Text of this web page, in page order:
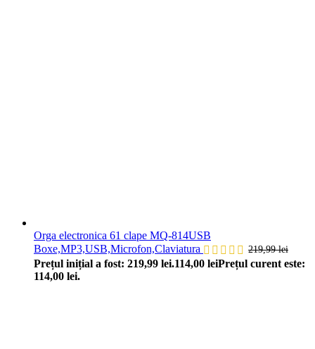
Orga electronica 61 clape MQ-814USB
Boxe,MP3,USB,Microfon,Claviatura
219,99lei
Prețul inițial a fost: 219,99 lei.114,00 leiPrețul curent este:
114,00 lei.